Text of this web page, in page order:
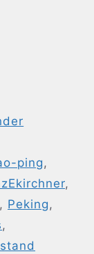
ping,
,
, Peking,
,